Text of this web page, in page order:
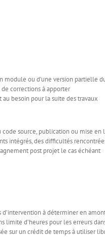
module ou d’une version partielle
corrections à apporter
besoin pour la suite des travaux
source, publication ou mise en
intégrés, des difficultés
post projet le cas échéant
d’intervention à déterminer en
limite d’heures pour les erreurs
sur un crédit de temps à utiliser